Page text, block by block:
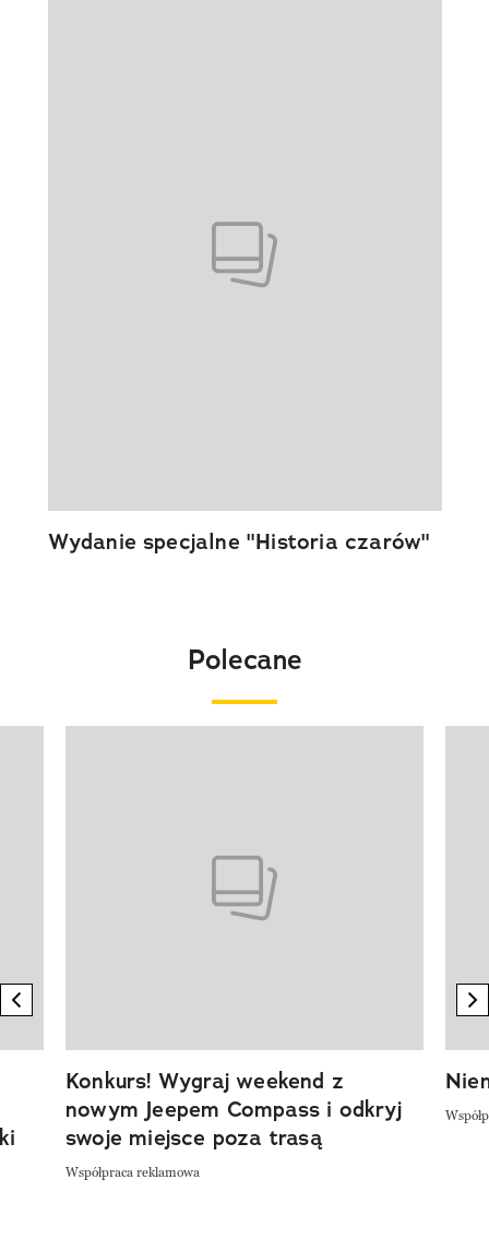
Wydanie specjalne "Historia czarów"
Polecane
previous element
Konkurs! Wygraj weekend z
nowym Jeepem Compass i odkryj
swoje miejsce poza trasą
Współpraca reklamowa